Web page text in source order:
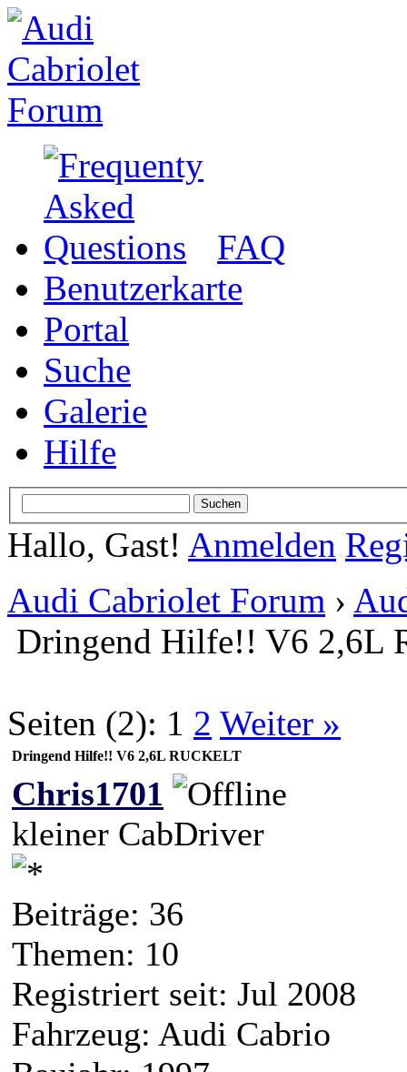
FAQ
Benutzerkarte
Portal
Suche
Galerie
Hilfe
Hallo, Gast! Anmelden
Audi Cabriolet Forum ›
Dringend Hilfe!! V6 2,6L
Seiten (2): 1 2 Weiter »
Dringend Hilfe!! V6 2,6L RUCKELT
Chris1701
kleiner CabDriver
Beiträge: 36
Themen: 10
Registriert seit: Jul 2008
Fahrzeug: Audi Cabrio